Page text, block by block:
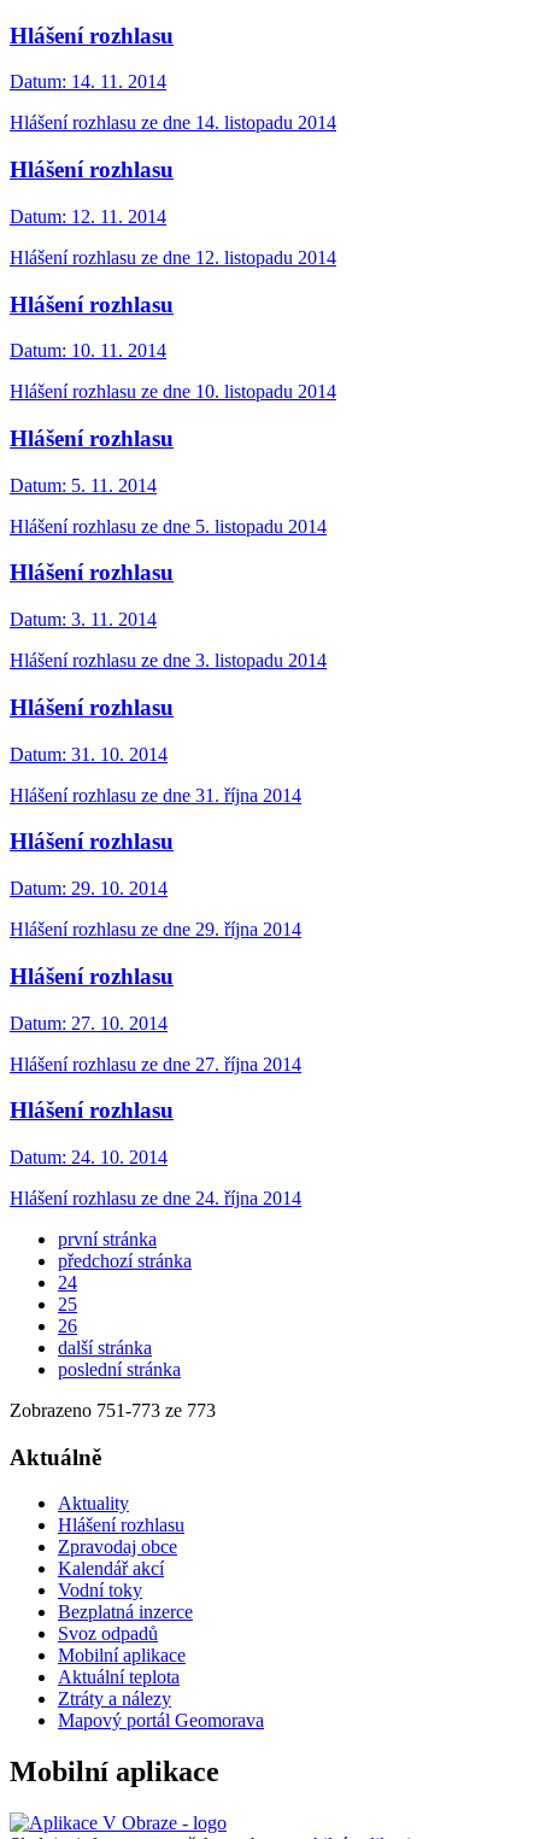
Hlášení rozhlasu
Datum: 14. 11. 2014
Hlášení rozhlasu ze dne 14. listopadu 2014
Hlášení rozhlasu
Datum: 12. 11. 2014
Hlášení rozhlasu ze dne 12. listopadu 2014
Hlášení rozhlasu
Datum: 10. 11. 2014
Hlášení rozhlasu ze dne 10. listopadu 2014
Hlášení rozhlasu
Datum: 5. 11. 2014
Hlášení rozhlasu ze dne 5. listopadu 2014
Hlášení rozhlasu
Datum: 3. 11. 2014
Hlášení rozhlasu ze dne 3. listopadu 2014
Hlášení rozhlasu
Datum: 31. 10. 2014
Hlášení rozhlasu ze dne 31. října 2014
Hlášení rozhlasu
Datum: 29. 10. 2014
Hlášení rozhlasu ze dne 29. října 2014
Hlášení rozhlasu
Datum: 27. 10. 2014
Hlášení rozhlasu ze dne 27. října 2014
Hlášení rozhlasu
Datum: 24. 10. 2014
Hlášení rozhlasu ze dne 24. října 2014
první stránka
předchozí stránka
24
25
26
další stránka
poslední stránka
Zobrazeno 751-773 ze 773
Aktuálně
Aktuality
Hlášení rozhlasu
Zpravodaj obce
Kalendář akcí
Vodní toky
Bezplatná inzerce
Svoz odpadů
Mobilní aplikace
Aktuální teplota
Ztráty a nálezy
Mapový portál Geomorava
Mobilní aplikace